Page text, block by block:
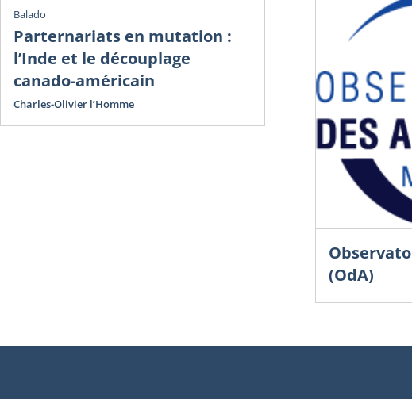
Balado
Parternariats en mutation :
l’Inde et le découplage
canado-américain
Charles-Olivier l’Homme
(OdA)